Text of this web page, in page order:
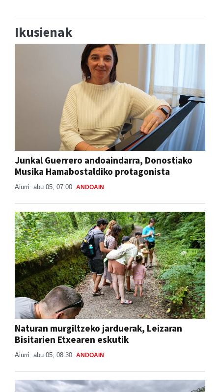
Ikusienak
Junkal Guerrero andoaindarra, Donostiako
Musika Hamabostaldiko protagonista
Aiurri abu 05, 07:00 ANDOAIN
Naturan murgiltzeko jarduerak, Leizaran
Bisitarien Etxearen eskutik
Aiurri abu 05, 08:30 ANDOAIN